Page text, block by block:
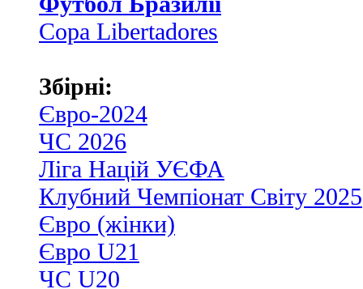
Copa Libertadores
Збірні:
Євро-2024
ЧС 2026
Ліга Націй УЄФА
Клубний Чемпіонат Світу 2025
Євро (жінки)
Євро U21
ЧС U20